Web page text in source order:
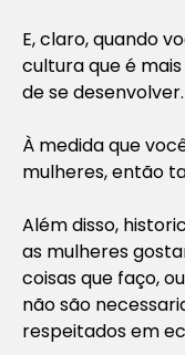
E, claro, quando
cultura que é
de se
À medida que
mulheres, então
Além disso,
as mulheres
coisas que faço,
não são
respeitados em